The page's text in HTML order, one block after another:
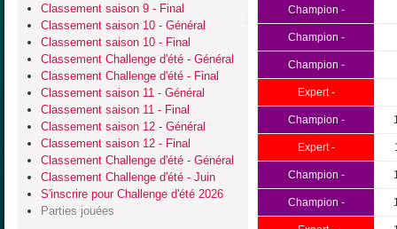
Classement saison 9 - Final
Classement saison 10 - Général
Classement saison 10 - Final
Classement Challenge d'été - Général
Classement Challenge d'été - Final
Classement saison 11 - Général
Classement saison 11 - Final
Classement saison 12 - Général
Classement saison 12 - Final
Classement Challenge d'été - Général
Classement Challenge d'été - Juin
S'inscrire pour Challenge d'été 2026
Parties jouées
Champion -
Champion -
Champion -
Expert -
Champion -
Expert -
Champion -
Champion -